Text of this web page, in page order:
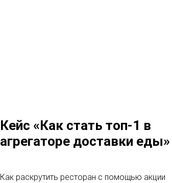
Кейс «Как стать топ-1 в
агрегаторе доставки еды»
Как раскрутить ресторан с помощью акции